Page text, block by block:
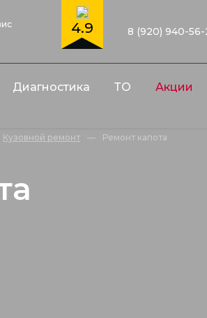
4.9 8 (920) 940-
Диагностика ТО Акции
Кузовной ремонт — Ремонт капота